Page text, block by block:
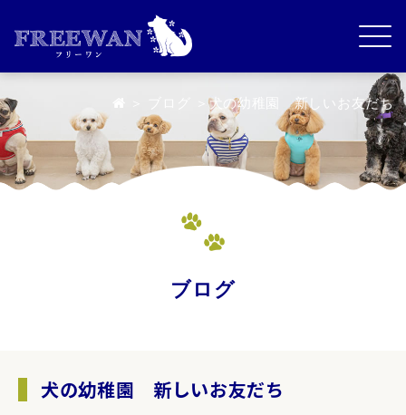
＞犬の幼稚園 新しいお友だち
ブログ
犬の幼稚園 新しいお友だち